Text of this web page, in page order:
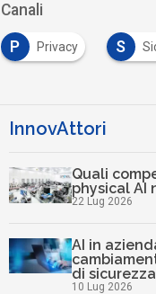
Canali
P Privacy S
InnovAttori
Quali
physical AI
22 Lug 2026
AI in
di sicurezza
10 Lug 2026